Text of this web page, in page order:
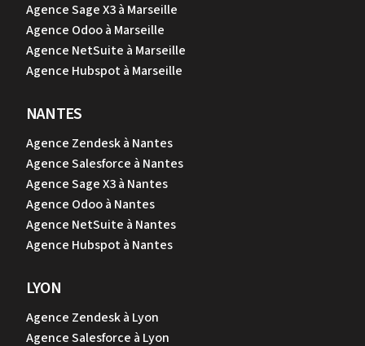
Agence Sage X3 à Marseille
Agence Odoo à Marseille
Agence NetSuite à Marseille
Agence Hubspot à Marseille
NANTES
Agence Zendesk à Nantes
Agence Salesforce à Nantes
Agence Sage X3 à Nantes
Agence Odoo à Nantes
Agence NetSuite à Nantes
Agence Hubspot à Nantes
LYON
Agence Zendesk à Lyon
Agence Salesforce à Lyon